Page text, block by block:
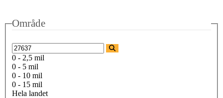
Område
0 - 2,5 mil
0 - 5 mil
0 - 10 mil
0 - 15 mil
Hela landet